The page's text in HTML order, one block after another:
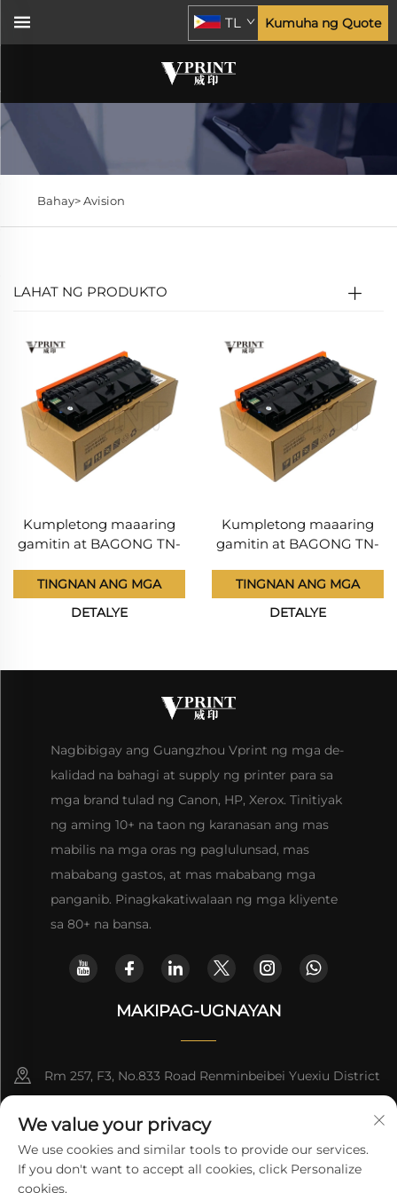
TL Kumuha ng Quote
Bahay>Avision
LAHAT NG PRODUKTO
Kumpletong maaaring
gamitin at BAGONG TN-
Cartridge para sa Avision
AM30A AP30A Cartilang
tinta Iba pang mga
TINGNAN ANG MGA
DETALYE
Kumpletong maaaring
gamitin at BAGONG TN-
Cartridge para sa Avision
AM30A AP30A Cartilang
tinta Iba pang mga
TINGNAN ANG MGA
DETALYE
Nagbibigay ang Guangzhou Vprint ng mga de-
kalidad na bahagi at supply ng printer para sa
mga brand tulad ng Canon, HP, Xerox. Tinitiyak
ng aming 10+ na taon ng karanasan ang mas
mabilis na mga oras ng paglulunsad, mas
mababang gastos, at mas mababang mga
panganib. Pinagkakatiwalaan ng mga kliyente
sa 80+ na bansa.
MAKIPAG-UGNAYAN
Rm 257, F3, No.833 Road Renminbeibei Yuexiu District
Guangzhou CHINA
[email protected]
We value your privacy
We use cookies and similar tools to provide our services.
If you don't want to accept all cookies, click Personalize
cookies.